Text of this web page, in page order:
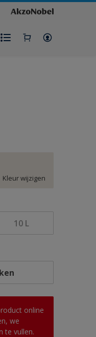
Kleur wijzigen
10 L
online
we
te vullen.